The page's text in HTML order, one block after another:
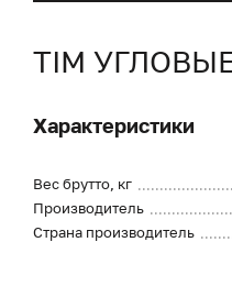
TIM
Характеристики
Вес брутто, кг
Производитель
Страна производитель